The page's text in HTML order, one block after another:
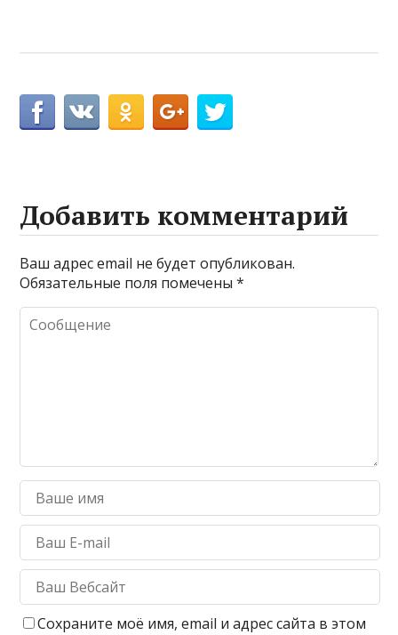
Добавить комментарий
Ваш адрес email не будет опубликован.
Обязательные поля помечены*
Сохраните моё имя, email и адрес сайта в этом